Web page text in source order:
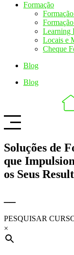
Formação
Learning
Locais e
Cheque
Blog
Blog
Soluções de
que
os Seus
PESQUISAR
×